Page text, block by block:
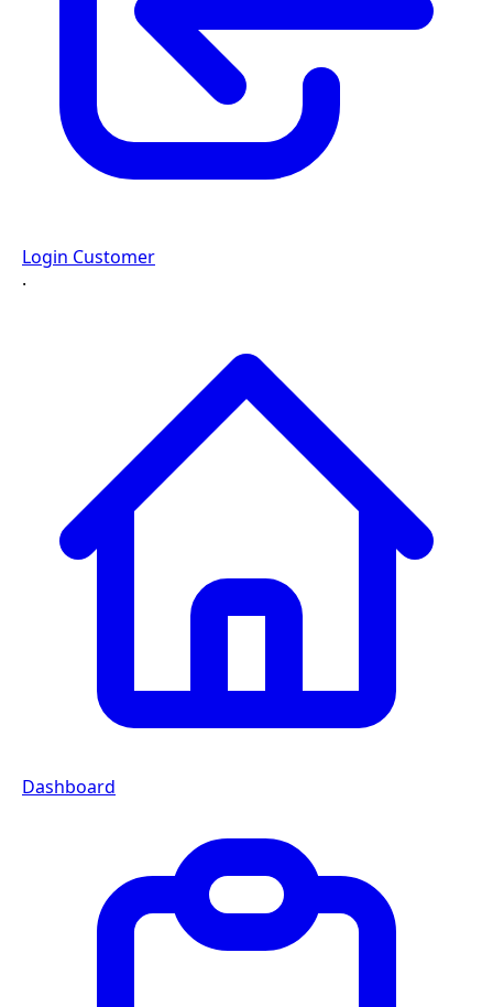
Login Customer
·
Dashboard